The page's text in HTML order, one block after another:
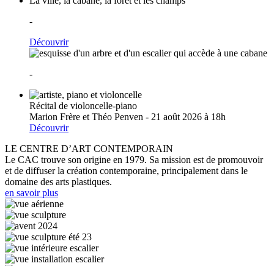
-
Découvrir
-
Récital de violoncelle-piano
Marion Frère et Théo Penven - 21 août 2026 à 18h
Découvrir
LE CENTRE D’ART CONTEMPORAIN
Le CAC trouve son origine en 1979. Sa mission est de promouvoir
et de diffuser la création contemporaine, principalement dans le
domaine des arts plastiques.
en savoir plus